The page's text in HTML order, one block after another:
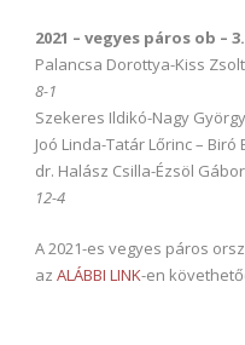
2021 – vegyes páros ob –
Palancsa Dorottya-Kiss
8-1
Szekeres Ildikó-Nagy
Joó Linda-Tatár Lőrinc –
dr. Halász Csilla-Ézsöl
12-4
A 2021-es vegyes páros
az ALÁBBI LINK-en